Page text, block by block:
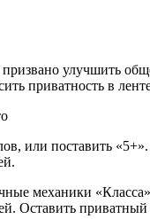
улучшить
приватность в
или поставить
механики
Оставить